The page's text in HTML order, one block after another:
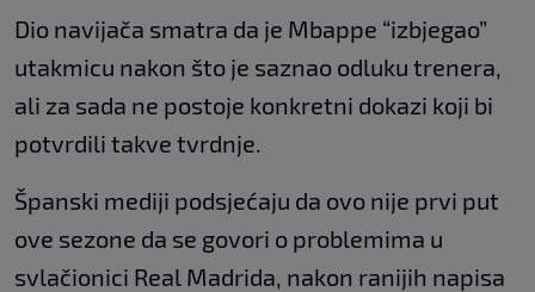
Dio navijača smatra da je Mbappe “izbjegao”
utakmicu nakon što je saznao odluku trenera,
ali za sada ne postoje konkretni dokazi koji bi
potvrdili takve tvrdnje.
Španski mediji podsjećaju da ovo nije prvi put
ove sezone da se govori o problemima u
svlačionici Real Madrida, nakon ranijih napisa